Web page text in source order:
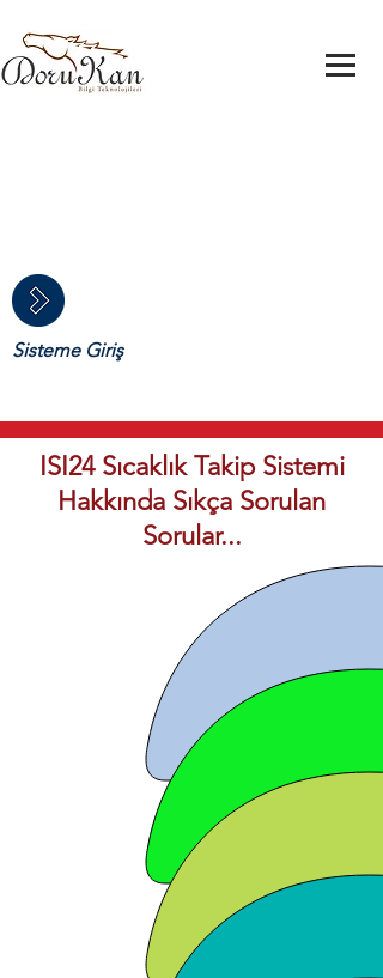
Sisteme Giriş
ISI24 Sıcaklık Takip Sistemi
Hakkında Sıkça Sorulan
Sorular...